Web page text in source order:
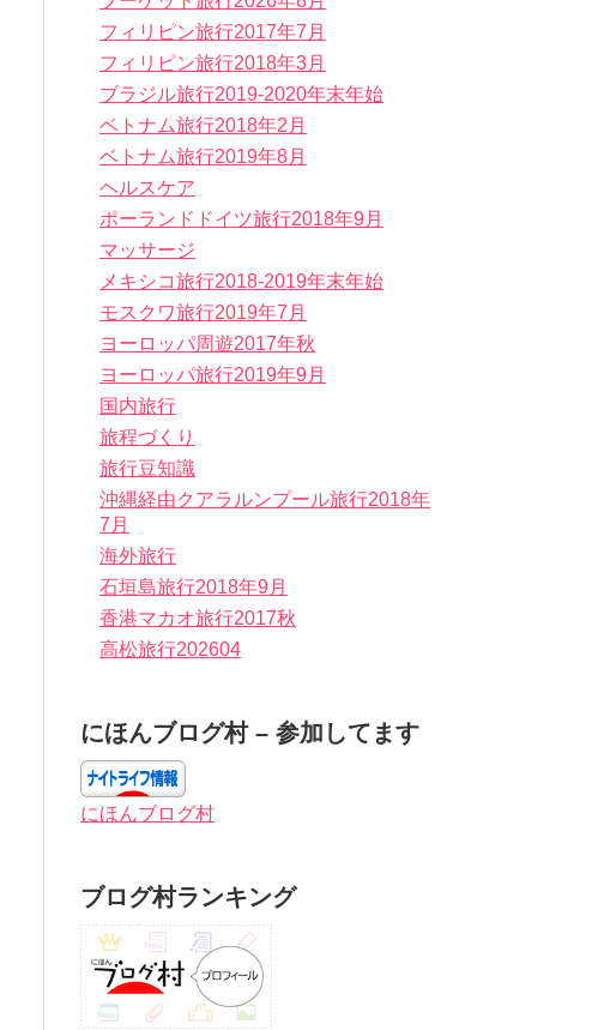
フィリピン旅行2017年7月
フィリピン旅行2018年3月
ブラジル旅行2019-2020年末年始
ベトナム旅行2018年2月
ベトナム旅行2019年8月
ヘルスケア
ポーランドドイツ旅行2018年9月
マッサージ
メキシコ旅行2018-2019年末年始
モスクワ旅行2019年7月
ヨーロッパ周遊2017年秋
ヨーロッパ旅行2019年9月
国内旅行
旅程づくり
旅行豆知識
沖縄経由クアラルンプール旅行2018年
7月
海外旅行
石垣島旅行2018年9月
香港マカオ旅行2017秋
高松旅行202604
にほんブログ村 – 参加してます
にほんブログ村
ブログ村ランキング